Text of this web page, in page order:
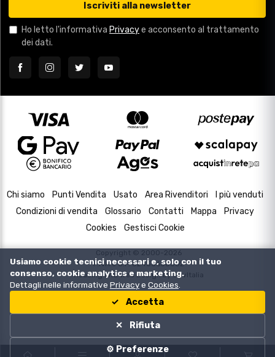
Iscriviti alla newsletter
Ho letto l'informativa Privacye acconsento al trattamento
dei dati.
Chi siamo Punti Vendita Usato Area Rivenditori
I più venduti
Condizioni di vendita
Glossario Contatti Mappa
Privacy
Cookies
Gestisci Cookie
Copyright © 2000-2026
P.IVA e C.F. 02433630502
Housing and Web Design byDevItalia
Usiamo cookie tecnici necessari e, solo con il tuo
consenso, cookie analytics e marketing.
Dettagli nelle informative Privacye Cookies
Accetta
Rifiuta
⚙️ Preferenze